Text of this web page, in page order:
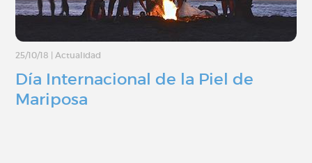
25/10/18 Actualidad
Día Internacional de la Piel de
Mariposa